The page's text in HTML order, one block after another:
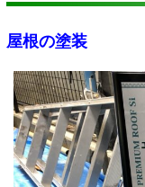
屋根の塗装